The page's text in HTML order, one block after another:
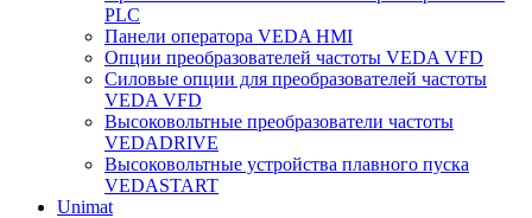
PLC
Панели оператора VEDA HMI
Опции преобразователей частоты VEDA VFD
Силовые опции для преобразователей частоты
VEDA VFD
Высоковольтные преобразователи частоты
VEDADRIVE
Высоковольтные устройства плавного пуска
VEDASTART
Unimat